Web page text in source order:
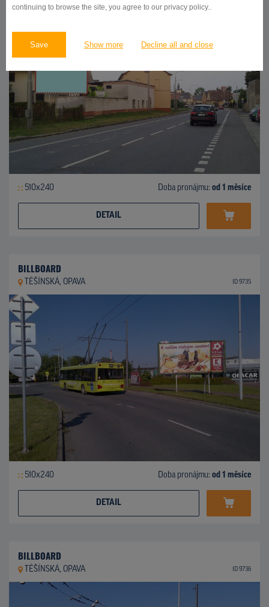
continuing to browse the site, you agree to our privacy policy..
Save Show more Decline all and close
510x240 Doba pronájmu: od 1 měsíce
DETAIL
BILLBOARD
TĚŠÍNSKÁ, OPAVA ID 9735
510x240 Doba pronájmu: od 1 měsíce
DETAIL
BILLBOARD
TĚŠÍNSKÁ, OPAVA ID 9736